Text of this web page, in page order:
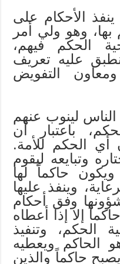
ينفذ الأحكام على
وهو ولي أمر
الحكم فيهم،
عليه تعريف
التفويض
لينوب عنهم
باعتبار أن
الحكم للأمة.
وتبايعه ليقوم
حاكماً لها
وينفذ عليها
وفق أحكام
إلا إذا أعطاه
الحكم، وتنفيذ
الحاكم ويعطيه
حاكماً والذين